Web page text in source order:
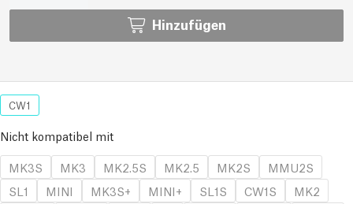
Hinzufügen
CW1
Nicht kompatibel mit
MK3S
MK3 MK2.5S MK2.5 MK2S
MMU2S
SL1
MINI MK3S+ MINI+ SL1S CW1S
MK2